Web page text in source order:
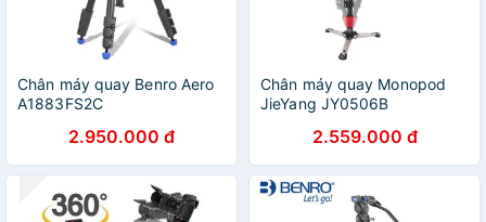
Chân máy quay Benro Aero
A1883FS2C
2.950.000 đ
Chân máy quay Monopod
JieYang JY0506B
2.559.000 đ